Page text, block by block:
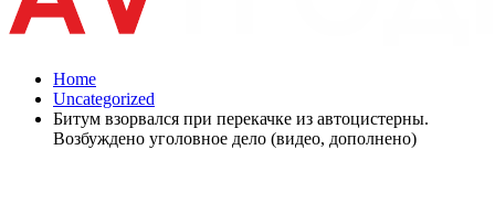
Home
Uncategorized
Битум взорвался при перекачке из автоцистерны.
Возбуждено уголовное дело (видео, дополнено)